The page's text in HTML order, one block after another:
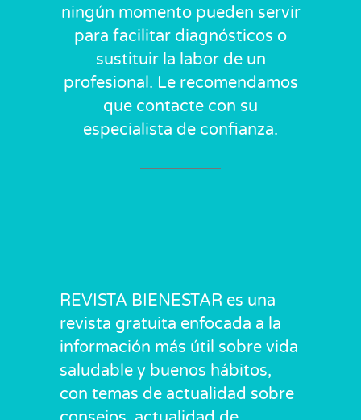
ningún momento pueden servir
para facilitar diagnósticos o
sustituir la labor de un
profesional. Le recomendamos
que contacte con su
especialista de confianza.
REVISTA BIENESTAR es una
revista gratuita enfocada a la
información más útil sobre vida
saludable y buenos hábitos,
con temas de actualidad sobre